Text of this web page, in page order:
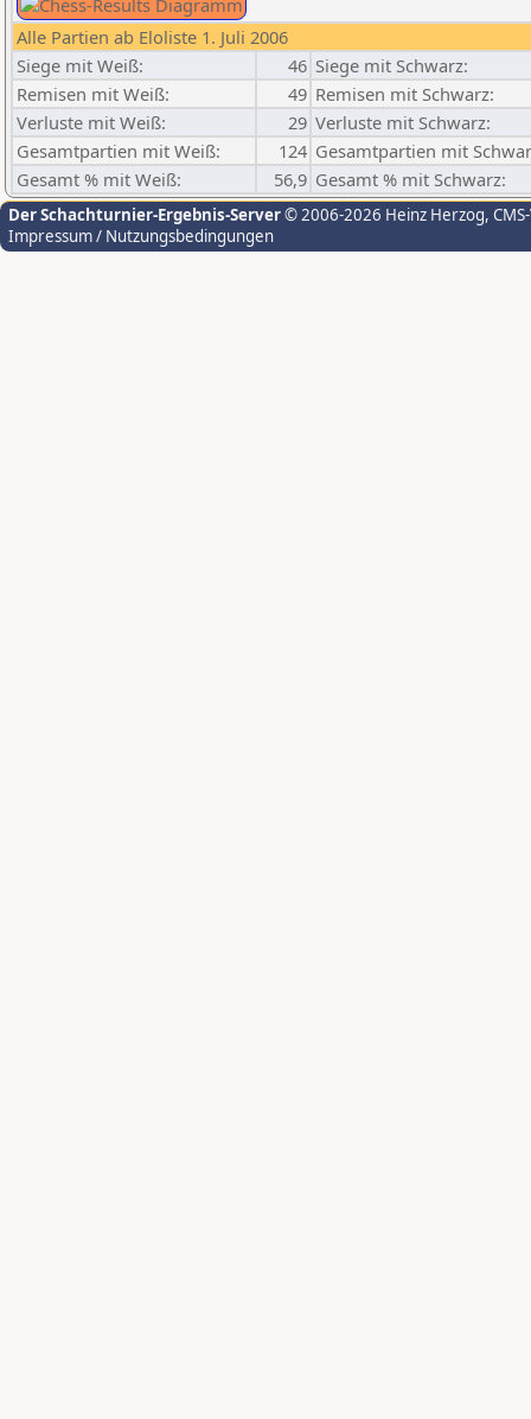
Alle Partien ab Eloliste 1. Juli 2006
Siege mit Weiß:
46 Siege mit Schwarz:
Remisen mit Weiß:
49 Remisen mit Schwarz:
Verluste mit Weiß:
29 Verluste mit Schwarz:
Gesamtpartien mit Weiß:
124 Gesamtpartien mit
Gesamt % mit Weiß:
56,9 Gesamt % mit Schwarz:
Der Schachturnier-Ergebnis-Server© 2006-2026 Heinz Herzog,
Impressum / Nutzungsbedingungen